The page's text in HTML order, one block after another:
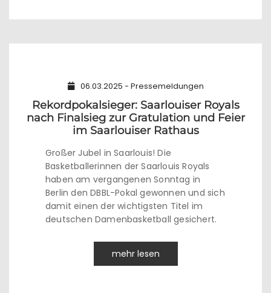
06.03.2025 - Pressemeldungen
Rekordpokalsieger: Saarlouiser Royals
nach Finalsieg zur Gratulation und Feier
im Saarlouiser Rathaus
Großer Jubel in Saarlouis! Die
Basketballerinnen der Saarlouis Royals
haben am vergangenen Sonntag in
Berlin den DBBL-Pokal gewonnen und sich
damit einen der wichtigsten Titel im
deutschen Damenbasketball gesichert.
mehr lesen